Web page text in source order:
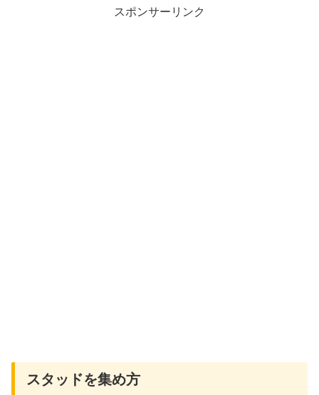
スポンサーリンク
スタッドを集め方